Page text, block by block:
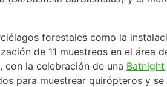
forestales como la
de 11 muestreos en el área
la celebración de una Batnight
para muestrear quirópteros y se